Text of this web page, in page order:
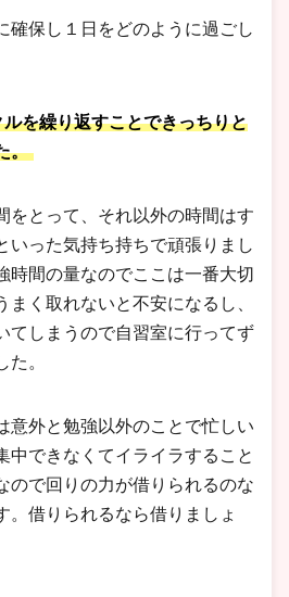
確保し１日をどのように過ごし
を繰り返すことできっちりと
。
をとって、それ以外の時間はす
いった気持ち持ちで頑張りまし
時間の量なのでここは一番大切
まく取れないと不安になるし、
てしまうので自習室に行ってず
。
意外と勉強以外のことで忙しい
中できなくてイライラすること
ので回りの力が借りられるのな
。借りられるなら借りましょ